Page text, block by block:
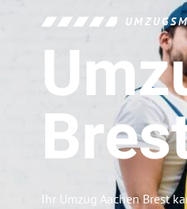
Ihr Umzug Aachen Brest